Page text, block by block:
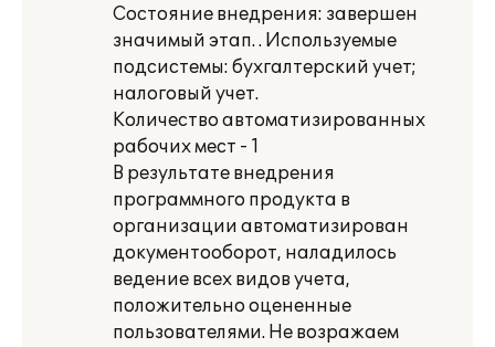
Состояние внедрения: завершен
значимый этап. . Используемые
подсистемы: бухгалтерский учет;
налоговый учет.
Количество автоматизированных
рабочих мест - 1
В результате внедрения
программного продукта в
организации автоматизирован
документооборот, наладилось
ведение всех видов учета,
положительно оцененные
пользователями. Не возражаем